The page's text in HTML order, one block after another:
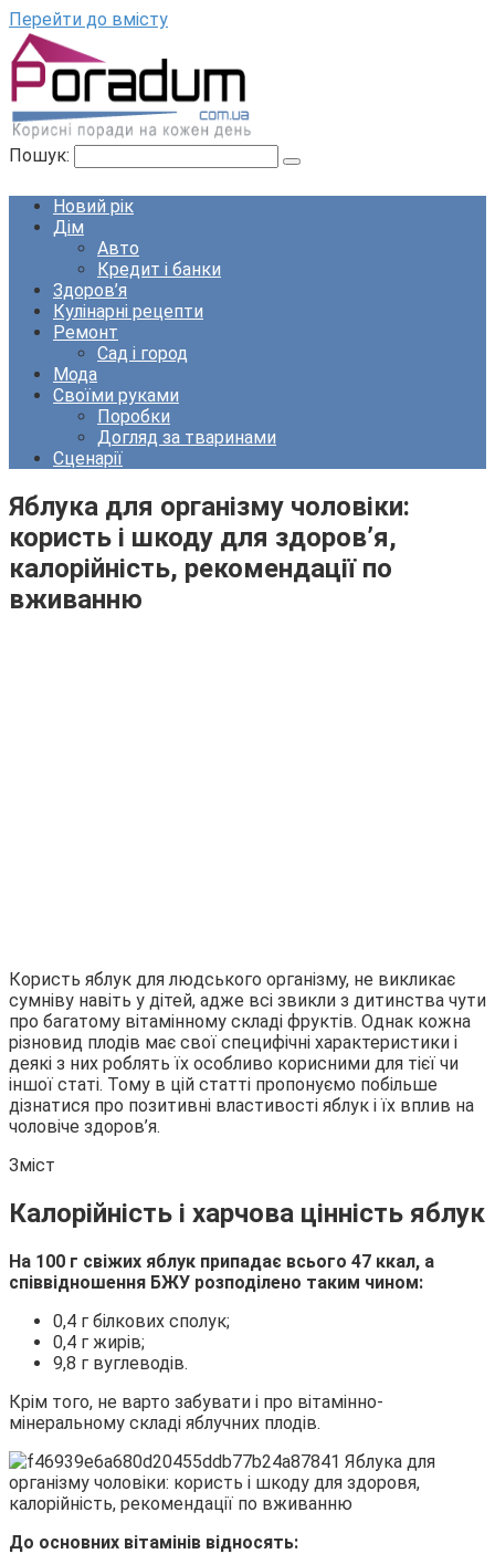
Перейти до вмісту
Пошук:
Новий рік
Дім
Авто
Кредит і банки
Здоров’я
Кулінарні рецепти
Ремонт
Сад і город
Мода
Своїми руками
Поробки
Догляд за тваринами
Сценарії
Яблука для організму чоловіки:
користь і шкоду для здоров’я,
калорійність, рекомендації по
вживанню
Користь яблук для людського організму, не викликає
сумніву навіть у дітей, адже всі звикли з дитинства чути
про багатому вітамінному складі фруктів. Однак кожна
різновид плодів має свої специфічні характеристики і
деякі з них роблять їх особливо корисними для тієї чи
іншої статі. Тому в цій статті пропонуємо побільше
дізнатися про позитивні властивості яблук і їх вплив на
чоловіче здоров’я.
Зміст
Калорійність і харчова цінність яблук
На 100 г свіжих яблук припадає всього 47 ккал, а
співвідношення БЖУ розподілено таким чином:
0,4 г білкових сполук;
0,4 г жирів;
9,8 г вуглеводів.
Крім того, не варто забувати і про вітамінно-
мінеральному складі яблучних плодів.
До основних вітамінів відносять: